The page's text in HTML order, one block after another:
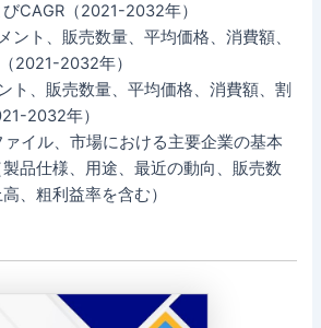
CAGR（2021-2032年）
ント、販売数量、平均価格、消費額、
2021-2032年）
ト、販売数量、平均価格、消費額、割
2032年）
イル、市場における主要企業の基本
品仕様、用途、最近の動向、販売数
、粗利益率を含む）